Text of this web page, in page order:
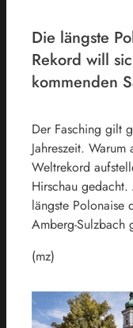
Die längste
Rekord will
kommenden
Der Fasching gilt
Jahreszeit.
Weltrekord
Hirschau
längste Polonaise
Amberg-Sulzbach
(mz)